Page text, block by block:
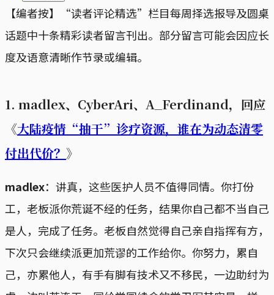
【编者按】“读者评论精选”栏目每周择选报导及圆桌
话题中十条精彩读者留言刊出。部分留言可能会因应长
度及语意清晰作节录或编辑。
1. madlex、CyberAri、A_Ferdinand，回应
《大陆疫情“抽干”诊疗资源，谁在为动态清零
付出代价？ 》
madlex：讲真，这些医护人员不值得同情。你打份
工，老板派你荒诞不经的任务，结果你自己都不当自己
是人，完成了任务。老板自然觉得自己亲自指挥有方，
下次只会继续派更加荒谬的工作给你。你努力，累自
己，亦累他人，有手有脚有技术又不移民，一边助纣为